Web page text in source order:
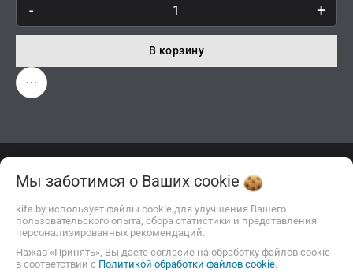
- +
В корзину
Описание Отзывы
Мы заботимся о Ваших cookie
kifa.by использует файлы cookie для улучшения Вашего
пользовательского опыта, сбора статистики и представления
персонализированных рекомендаций.
Нажав «Принять», Вы даете согласие на обработку файлов cookie
в соответствии с Политикой обработки файлов cookie.